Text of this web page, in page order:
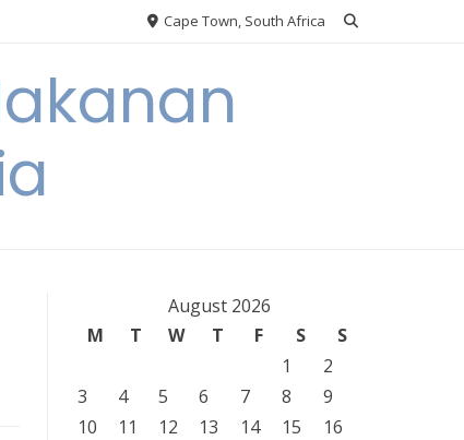
Cape Town, South Africa
August 2026
M
T W T F S
S
1
2
3
4 5 6 7 8
9
10
11 12 13 14 15
16